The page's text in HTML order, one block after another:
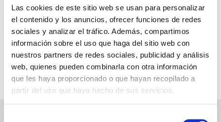
Las cookies de este sitio web se usan para personalizar
el contenido y los anuncios, ofrecer funciones de redes
sociales y analizar el tráfico. Además, compartimos
información sobre el uso que haga del sitio web con
nuestros partners de redes sociales, publicidad y análisis
web, quienes pueden combinarla con otra información
que les haya proporcionado o que hayan recopilado a
partir del uso que haya hecho de sus servicios.
SEGURO DE VIAJE
INFORMACIÓN ÚTIL